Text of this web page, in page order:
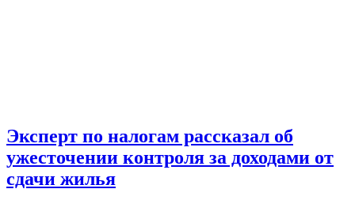
Эксперт по налогам рассказал об
ужесточении контроля за доходами от
сдачи жилья